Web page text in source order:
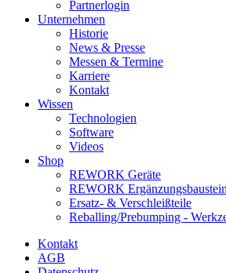
Partnerlogin
Unternehmen
Historie
News & Presse
Messen & Termine
Karriere
Kontakt
Wissen
Technologien
Software
Videos
Shop
REWORK Geräte
REWORK
Ersatz- & Verschleißteile
Reballing/Prebumping -
Kontakt
AGB